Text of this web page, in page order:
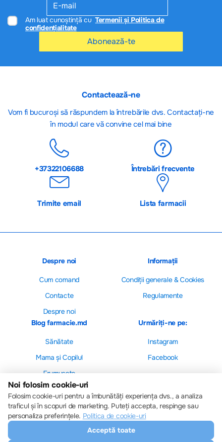
Am luat cunoștință cu Termenii și Politica de
confidențialitate
Abonează-te
Contactează-ne
Vom fi bucuroși să răspundem la întrebările dvs. Contactați-ne
în modul care vă convine cel mai bine
+37322106688 Întrebări frecvente
Trimite email Lista farmacii
Despre noi
Cum comand
Contacte
Despre noi
Informații
Сondiții generale & Cookies
Regulamente
Blog farmacie.md
Sănătate
Mama și Copilul
Frumusețe
Urmăriți-ne pe:
Instagram
Facebook
Setări cookie-uri
Politica de cookie-uri
Noi folosim cookie-uri
Folosim cookie-uri pentru a îmbunătăți experiența dvs., a analiza
traficul și în scopuri de marketing. Puteți accepta, respinge sau
personaliza preferințele. Politica de cookie-uri
Acceptă toate